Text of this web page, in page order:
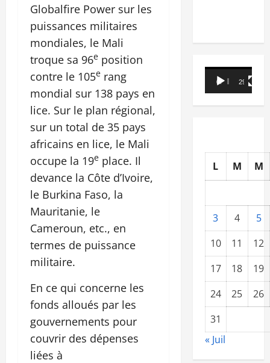
Globalfire Power sur les
puissances militaires
mondiales, le Mali
troque sa 96e position
contre le 105e rang
mondial sur 138 pays en
lice. Sur le plan régional,
sur un total de 35 pays
africains en lice, le Mali
occupe la 19e place. Il
devance la Côte d’Ivoire,
le Burkina Faso, la
Mauritanie, le
Cameroun, etc., en
termes de puissance
militaire.
En ce qui concerne les
fonds alloués par les
gouvernements pour
couvrir des dépenses
liées à
Lecteur
vidéo
00:00 29:21
L M M
3 4
5
10
11
12
17
18
19
24
25
26
31
« Juil